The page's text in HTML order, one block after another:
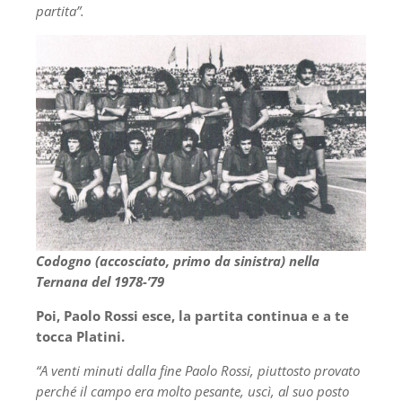
partita”.
Codogno (accosciato, primo da sinistra) nella
Ternana del 1978-’79
Poi, Paolo Rossi esce, la partita continua e a te
tocca Platini.
“A venti minuti dalla fine Paolo Rossi, piuttosto provato
perché il campo era molto pesante, uscì, al suo posto